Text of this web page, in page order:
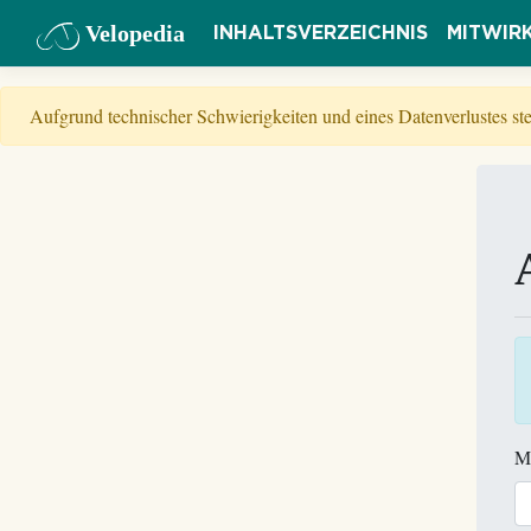
Velopedia INHALTSVERZEICHNIS
Aufgrund technischer Schwierigkeiten und eines Datenverlustes